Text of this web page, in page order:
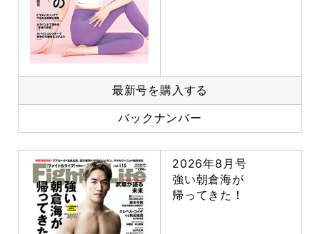
最新号を購入する
バックナンバー
2026年8月号
強い朝倉海が
帰ってきた！